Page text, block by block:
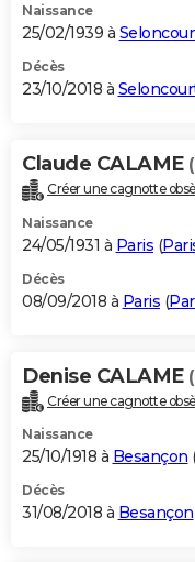
Naissance
25/02/1939 à
Décès
23/10/2018 à
Claude CALAME
Créer une cagnotte
Naissance
24/05/1931 à Paris (
Décès
08/09/2018 à Paris (
Denise CALAME
Créer une cagnotte
Naissance
25/10/1918 à Besançon
Décès
31/08/2018 à Besançon